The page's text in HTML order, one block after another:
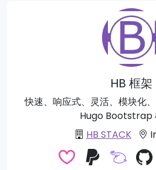
HB 框架
快速、响应式、灵活、模块化
Hugo Bootstrap
HB STACK